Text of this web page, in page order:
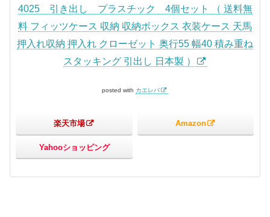
4025 引き出し プラスチック 4個セット （ 送料無
料 フィッツケース 収納 収納ボックス 衣装ケース 天馬
押入れ収納 押入れ クローゼット 奥行55 幅40 積み重ね
スタッキング 引出し 日本製 ）
posted with カエレバ
楽天市場 Amazon
Yahooショッピング